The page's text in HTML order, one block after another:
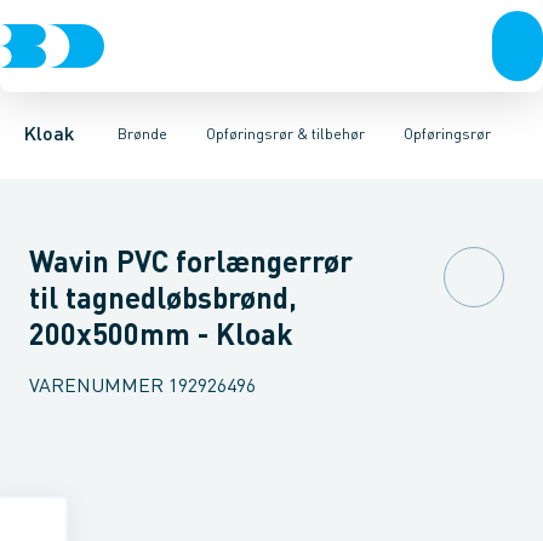
Kloak Brønde
Rør & fittingsBrønde BrøndgodsLinjeafvandingTanke,
Opføringsrør & tilbehør
Rense & inspektions brøndeOpføringsrør & tilbehør
Opføringsrør
OpføringsrørTætningsringeLågBundeMuffer Reduktioner
Wavin PVC forlængerrør
til tagnedløbsbrønd,
200x500mm - Kloak
VARENUMMER 192926496